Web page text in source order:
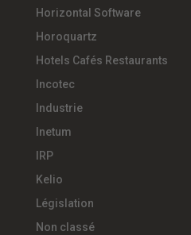
Horizontal Software
Horoquartz
Hotels Cafés Restaurants
Incotec
Industrie
Inetum
IRP
Kelio
Législation
Non classé